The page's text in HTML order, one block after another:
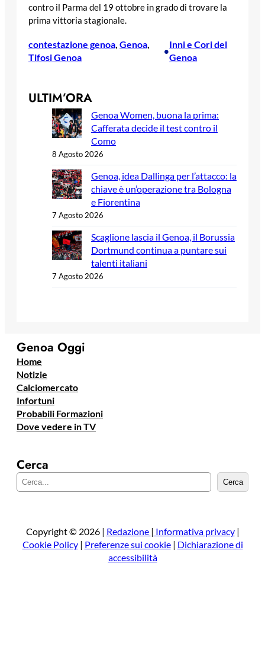
contro il Parma del 19 ottobre in grado di trovare la
prima vittoria stagionale.
contestazione genoa, Genoa
Tifosi Genoa
•
Inni e Cori del
Genoa
ULTIM’ORA
Genoa Women, buona la prima:
Cafferata decide il test contro il
Como
8 Agosto 2026
Genoa, idea Dallinga per l’attacco: la
chiave è un’operazione tra Bologna
e Fiorentina
7 Agosto 2026
Scaglione lascia il Genoa, il Borussia
Dortmund continua a puntare sui
talenti italiani
7 Agosto 2026
Genoa Oggi
Home
Notizie
Calciomercato
Infortuni
Probabili Formazioni
Dove vedere in TV
Cerca
e
a
Cerca
Copyright © 2026 | Redazione | Informativa privacy|
Cookie Policy| Preferenze sui cookie| Dichiarazione di
accessibilità